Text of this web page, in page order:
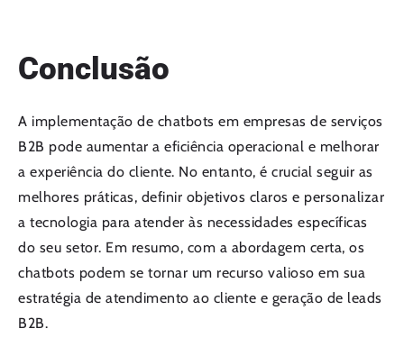
Conclusão
A implementação de chatbots em empresas de serviços
B2B pode aumentar a eficiência operacional e melhorar
a experiência do cliente. No entanto, é crucial seguir as
melhores práticas, definir objetivos claros e personalizar
a tecnologia para atender às necessidades específicas
do seu setor. Em resumo, com a abordagem certa, os
chatbots podem se tornar um recurso valioso em sua
estratégia de atendimento ao cliente e geração de leads
B2B.